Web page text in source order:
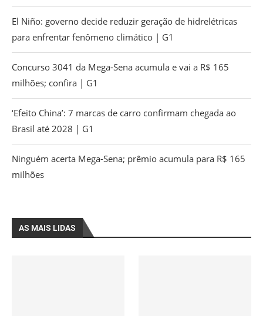
El Niño: governo decide reduzir geração de hidrelétricas
para enfrentar fenômeno climático | G1
Concurso 3041 da Mega-Sena acumula e vai a R$ 165
milhões; confira | G1
‘Efeito China’: 7 marcas de carro confirmam chegada ao
Brasil até 2028 | G1
Ninguém acerta Mega-Sena; prêmio acumula para R$ 165
milhões
AS MAIS LIDAS